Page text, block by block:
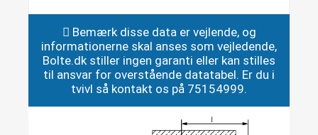
Bemærk disse data er vejlende, og
informationerne skal anses som vejledende,
Bolte.dk stiller ingen garanti eller kan stilles
til ansvar for overstående datatabel. Er du i
tvivl så kontakt os på 75154999.